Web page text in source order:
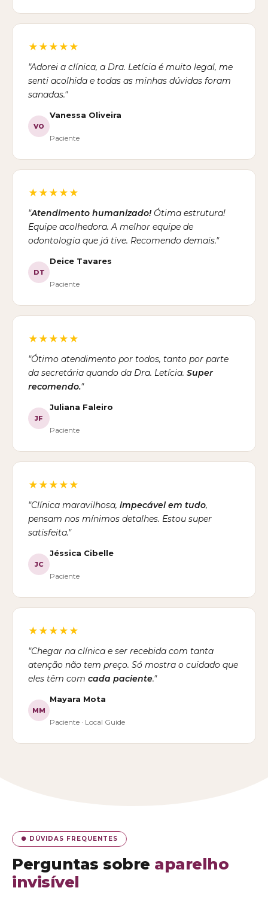
★★★★★
"Adorei a clínica, a Dra. Letícia é muito legal, me
senti acolhida e todas as minhas dúvidas foram
sanadas."
VO
Vanessa Oliveira
Paciente
★★★★★
"Atendimento humanizado! Ótima estrutura!
Equipe acolhedora. A melhor equipe de
odontologia que já tive. Recomendo demais."
DT
Deice Tavares
Paciente
★★★★★
"Ótimo atendimento por todos, tanto por parte
da secretária quando da Dra. Letícia. Super
recomendo."
JF
Juliana Faleiro
Paciente
★★★★★
"Clínica maravilhosa, impecável em tudo,
pensam nos mínimos detalhes. Estou super
satisfeita."
JC
Jéssica Cibelle
Paciente
★★★★★
"Chegar na clínica e ser recebida com tanta
atenção não tem preço. Só mostra o cuidado que
eles têm com cada paciente."
MM
Mayara Mota
Paciente · Local Guide
● DÚVIDAS FREQUENTES
Perguntas sobre aparelho
invisível